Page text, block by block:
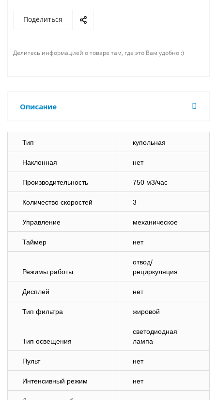
Поделиться
Делитесь информацией о товаре там, где это Вам удобно :)
Описание
Тип купольная
Наклонная нет
Производительность 750 м3/час
Количество скоростей 3
Управление механическое
Таймер нет
Режимы работы
отвод/
рециркуляция
Дисплей нет
Тип фильтра жировой
Тип освещения
светодиодная
лампа
Пульт нет
Интенсивный режим нет